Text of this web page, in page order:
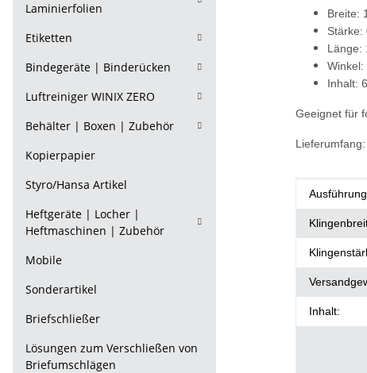
Breite:
Stärke:
Länge:
Winkel:
Inhalt:
Geeignet für
Wert
Inhalt:
Laminierfolien
Etiketten
Bindegeräte | Binderücken
Luftreiniger WINIX ZERO
Behälter | Boxen | Zubehör
Kopierpapier
Styro/Hansa Artikel
Heftgeräte | Locher |
Heftmaschinen | Zubehör
Mobile
Sonderartikel
Briefschließer
Lösungen zum Verschließen von
Briefumschlägen